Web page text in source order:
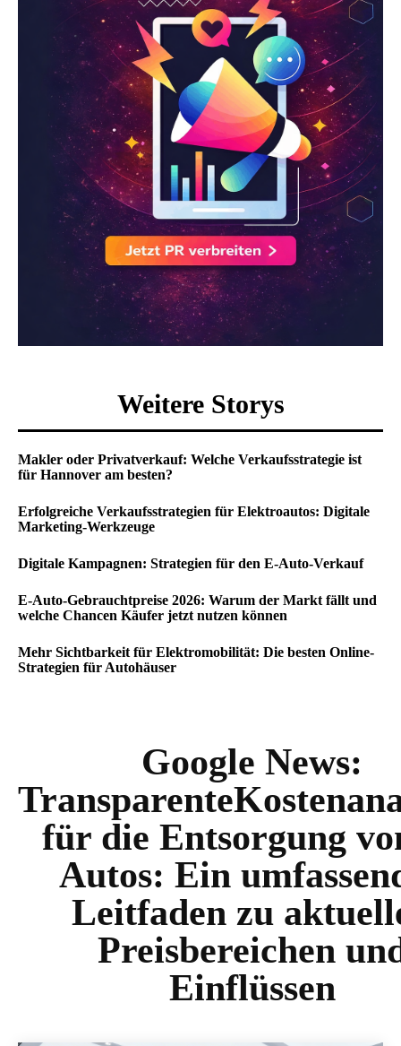
Weitere Storys
Makler oder Privatverkauf: Welche Verkaufsstrategie ist
für Hannover am besten?
Erfolgreiche Verkaufsstrategien für Elektroautos: Digitale
Marketing-Werkzeuge
Digitale Kampagnen: Strategien für den E-Auto-Verkauf
E-Auto-Gebrauchtpreise 2026: Warum der Markt fällt und
welche Chancen Käufer jetzt nutzen können
Mehr Sichtbarkeit für Elektromobilität: Die besten Online-
Strategien für Autohäuser
Google News:
für die Entsorgung
Autos: Ein
Leitfaden zu
Preisbereichen
Einflüssen